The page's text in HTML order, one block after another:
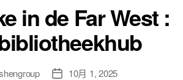
in de Far West :
10月 1, 2025